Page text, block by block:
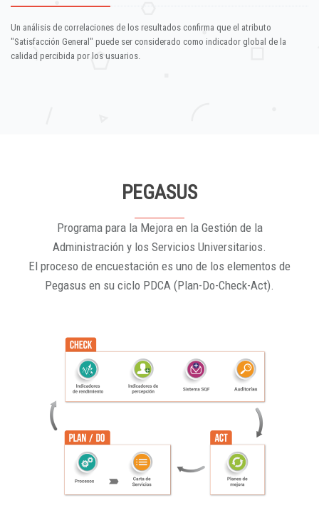
Un análisis de correlaciones de los resultados confirma que el atributo
"Satisfacción General" puede ser considerado como indicador global de la
calidad percibida por los usuarios.
PEGASUS
Programa para la Mejora en la Gestión de la
Administración y los Servicios Universitarios.
El proceso de encuestación es uno de los elementos de
Pegasus en su ciclo PDCA (Plan-Do-Check-Act).